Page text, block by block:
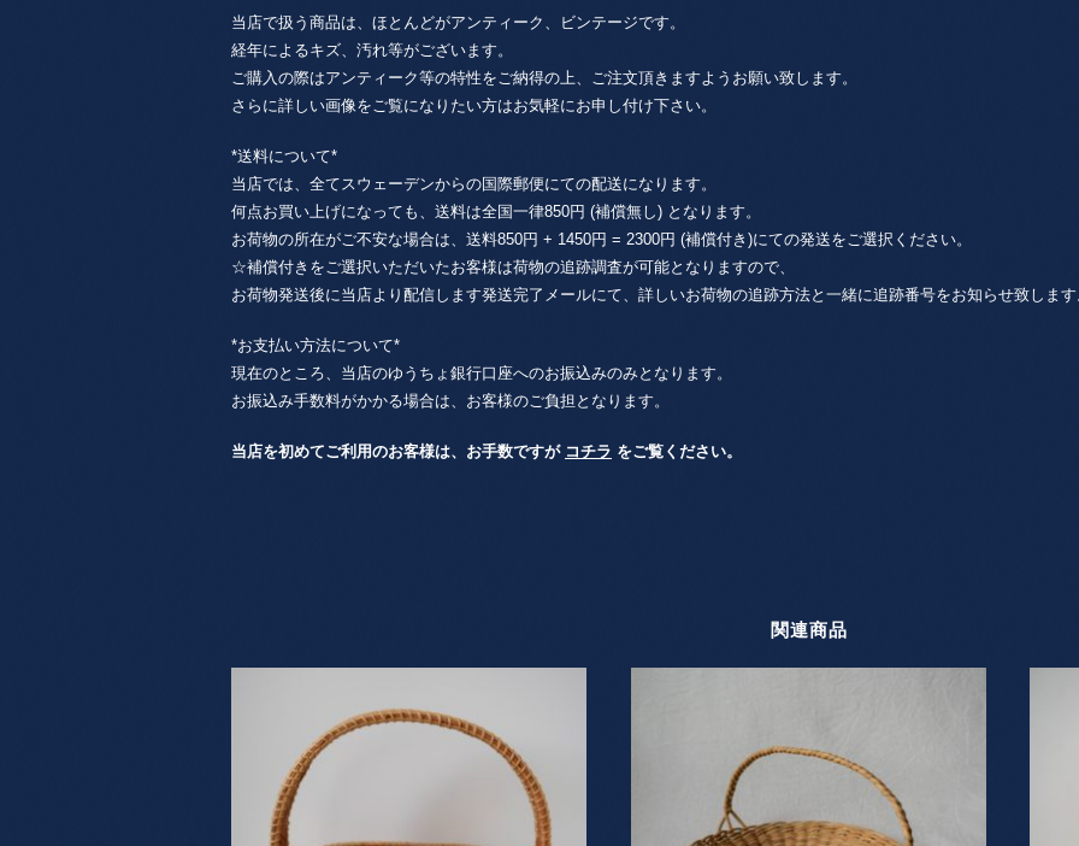
当店で扱う商品は、ほとんどがアンティーク、ビンテージです。
経年によるキズ、汚れ等がございます。
ご購入の際はアンティーク等の特性をご納得の上、ご注文頂きますようお願い致します。
さらに詳しい画像をご覧になりたい方はお気軽にお申し付け下さい。
*送料について*
当店では、全てスウェーデンからの国際郵便にての配送になります。
何点お買い上げになっても、送料は全国一律850円 (補償無し) となります。
お荷物の所在がご不安な場合は、送料850円 + 1450円 = 2300円 (補償付き)にての発送をご選択ください。
☆補償付きをご選択いただいたお客様は荷物の追跡調査が可能となりますので、
お荷物発送後に当店より配信します発送完了メールにて、詳しいお荷物の追跡方法と一緒に追跡番号をお知らせ致しま
*お支払い方法について*
現在のところ、当店のゆうちょ銀行口座へのお振込みのみとなります。
お振込み手数料がかかる場合は、お客様のご負担となります。
当店を初めてご利用のお客様は、お手数ですが コチラ をご覧ください。
関連商品